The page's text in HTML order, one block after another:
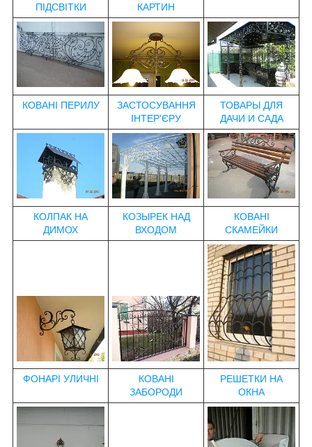
ПІДСВІТКИ
КАРТИН
КОВАНІ ПЕРИЛУ
ЗАСТОСУВАННЯ
ІНТЕР'ЄРУ
ТОВАРЫ ДЛЯ
ДАЧИ И САДА
КОЛПАК НА
ДИМОХ
КОЗЫРЕК НАД
ВХОДОМ
КОВАНІ
СКАМЕЙКИ
ФОНАРІ УЛИЧНІ
КОВАНІ
ЗАБОРОДИ
РЕШЕТКИ НА
ОКНА